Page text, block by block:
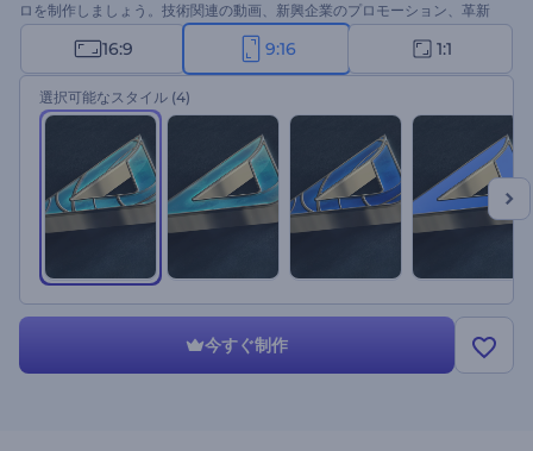
ロを制作しましょう。技術関連の動画、新興企業のプロモーション、革新
的な製品、デジタルマーケティングキャンペーンなどに最適です。今すぐ
作成して、視聴者に感動と興味を与える準備をしましょう！
16:9 9:16 1:1
選択可能なスタイル (4)
今すぐ制作